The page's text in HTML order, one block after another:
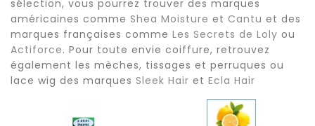
sélection, vous pourrez trouver des marques
américaines comme Shea Moisture et Cantu et des
marques françaises comme Les Secrets de Loly ou
Actiforce. Pour toute envie coiffure, retrouvez
également les mèches, tissages et perruques ou
lace wig des marques Sleek Hair et Ecla Hair